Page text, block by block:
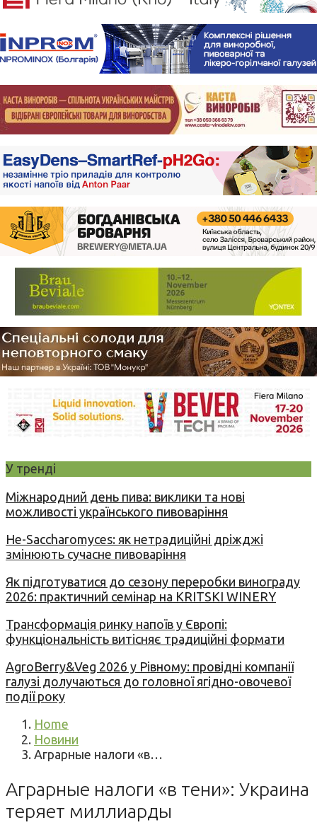
У тренді
Міжнародний день пива: виклики та нові
можливості українського пивоваріння
Не-Saccharomyces: як нетрадиційні дріжджі
змінюють сучасне пивоваріння
Як підготуватися до сезону переробки винограду
2026: практичний семінар на KRITSKI WINERY
Трансформація ринку напоїв у Європі:
функціональність витісняє традиційні формати
AgroBerry&Veg 2026 у Рівному: провідні компанії
галузі долучаються до головної ягідно-овочевої
події року
Home
Новини
Аграрные налоги «в…
Аграрные налоги «в тени»: Украина
теряет миллиарды